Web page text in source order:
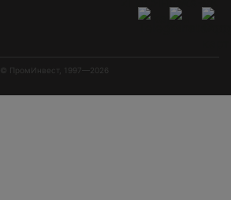
© ПромИнвест, 1997—2026